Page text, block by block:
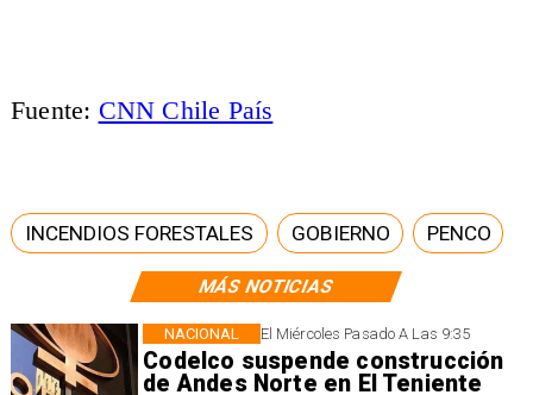
MÁS NOTICIAS
El Miércoles Pasado A Las 9:35
Codelco suspende construcción
de Andes Norte en El Teniente
NACIONAL
Fuente: CNN Chile País
INCENDIOS FORESTALES GOBIERNO PENCO